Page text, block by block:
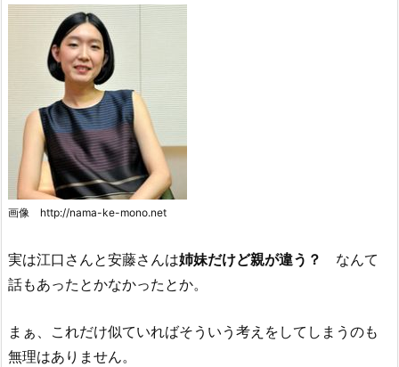
画像 http://nama-ke-mono.net
実は江口さんと安藤さんは姉妹だけど親が違う？
なんて
話もあったとかなかったとか。
まぁ、これだけ似ていればそういう考えをしてしまうのも
無理はありません。